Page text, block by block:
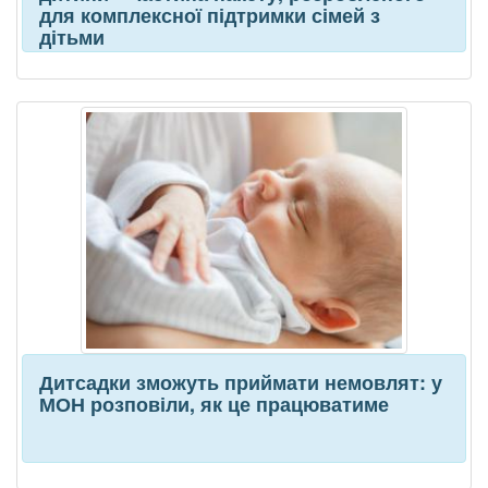
для комплексної підтримки сімей з
дітьми
Дитсадки зможуть приймати немовлят: у
МОН розповіли, як це працюватиме